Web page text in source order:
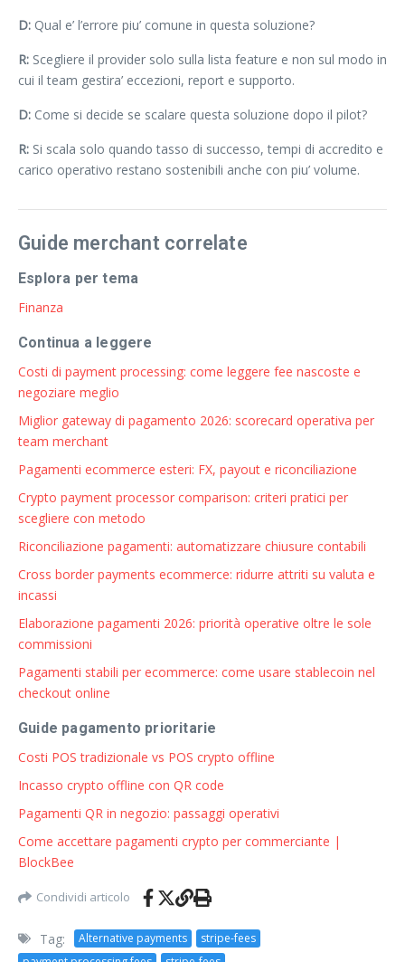
D: Qual e’ l’errore piu’ comune in questa soluzione?
R: Scegliere il provider solo sulla lista feature e non sul modo in
cui il team gestira’ eccezioni, report e supporto.
D: Come si decide se scalare questa soluzione dopo il pilot?
R: Si scala solo quando tasso di successo, tempi di accredito e
carico operativo restano sostenibili anche con piu’ volume.
Guide merchant correlate
Esplora per tema
Finanza
Continua a leggere
Costi di payment processing: come leggere fee nascoste e
negoziare meglio
Miglior gateway di pagamento 2026: scorecard operativa per
team merchant
Pagamenti ecommerce esteri: FX, payout e riconciliazione
Crypto payment processor comparison: criteri pratici per
scegliere con metodo
Riconciliazione pagamenti: automatizzare chiusure contabili
Cross border payments ecommerce: ridurre attriti su valuta e
incassi
Elaborazione pagamenti 2026: priorità operative oltre le sole
commissioni
Pagamenti stabili per ecommerce: come usare stablecoin nel
checkout online
Guide pagamento prioritarie
Costi POS tradizionale vs POS crypto offline
Incasso crypto offline con QR code
Pagamenti QR in negozio: passaggi operativi
Come accettare pagamenti crypto per commerciante |
BlockBee
Condividi articolo
Tag: Alternative payments
stripe-fees